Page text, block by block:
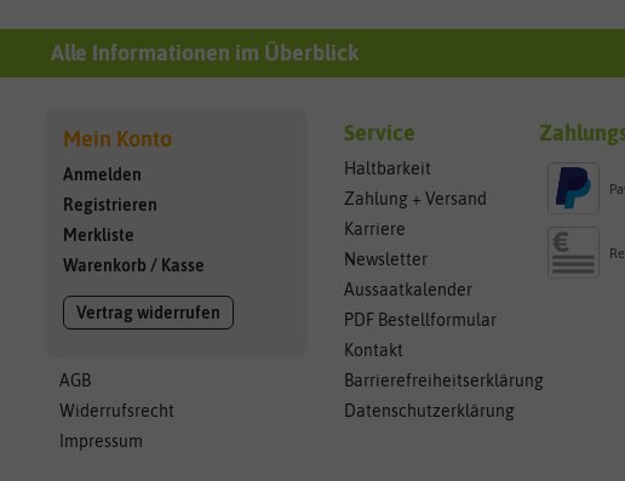
Alle Informationen im Überblick
Mein Konto
Anmelden
Registrieren
Merkliste
Warenkorb / Kasse
Vertrag widerrufen
AGB
Widerrufsrecht
Impressum
Service
Haltbarkeit
Zahlung + Versand
Karriere
Newsletter
Aussaatkalender
PDF Bestellformular
Kontakt
Barrierefreiheitserklärung
Datenschutzerklärung